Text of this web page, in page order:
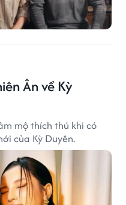
Ân về Kỳ
mộ thích thú khi có
của Kỳ Duyên.